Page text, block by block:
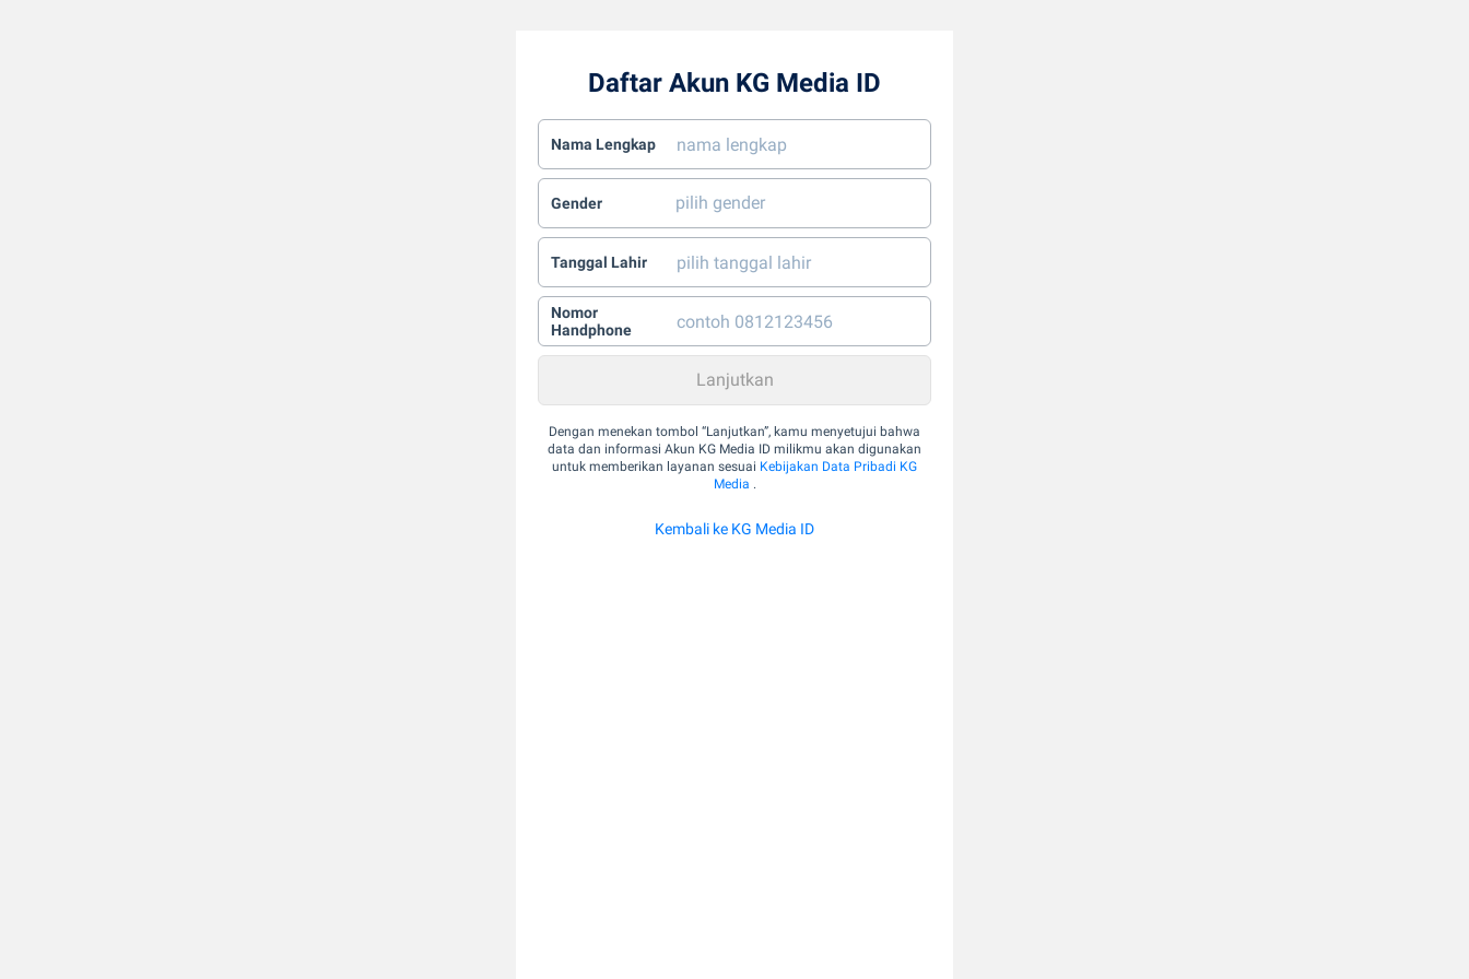
Daftar Akun KG Media ID
Nama Lengkap
Gender
Tanggal Lahir
Nomor
Handphone
Dengan menekan tombol “Lanjutkan”, kamu menyetujui bahwa
data dan informasi Akun KG Media ID milikmu akan digunakan
untuk memberikan layanan sesuai Kebijakan Data Pribadi KG
Media .
Kembali ke KG Media ID